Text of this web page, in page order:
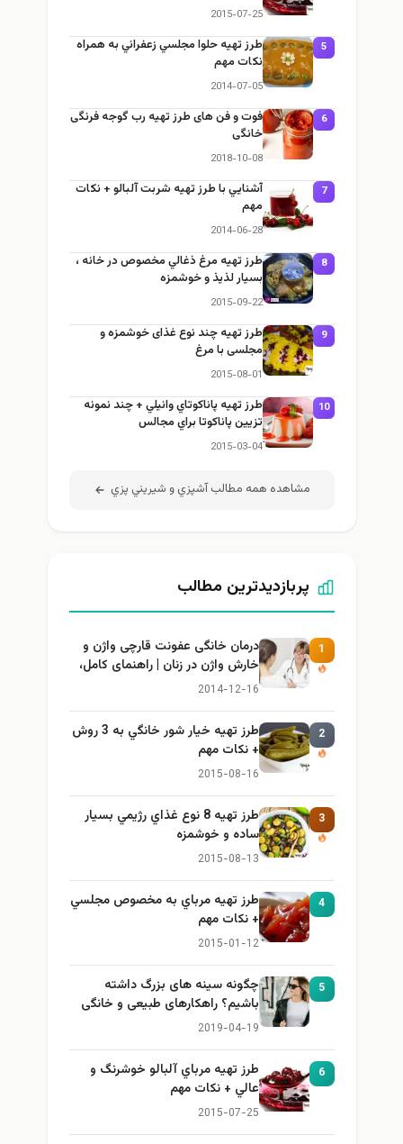
2015-07-25
5
طرز تهيه حلوا مجلسي زعفراني به همراه
نكات مهم
2014-07-05
6
فوت و فن های طرز تهیه رب گوجه فرنگی
خانگی
2018-10-08
7
آشنايي با طرز تهيه شربت آلبالو + نكات
مهم
2014-06-28
8
طرز تهيه مرغ ذغالي مخصوص در خانه ،
بسيار لذيذ و خوشمزه
2015-09-22
9
طرز تهيه چند نوع غذای خوشمزه و
مجلسی با مرغ
2015-08-01
10
طرز تهيه پاناكوتاي وانيلي + چند نمونه
تزيين پاناكوتا براي مجالس
2015-03-04
مشاهده همه مطالب آشپزي و شيريني پزي
پربازدیدترین مطالب
1
درمان خانگی عفونت قارچی واژن و
خارش واژن در زنان | راهنمای کامل،
ایمن و کاربردی
2014-12-16
2
طرز تهيه خیار شور خانگي به 3 روش
+ نكات مهم
2015-08-16
3
طرز تهيه 8 نوع غذاي رژيمي بسيار
ساده و خوشمزه
2015-08-13
4
طرز تهيه مرباي به مخصوص مجلسي
+ نكات مهم
2015-01-12
5
چگونه سینه های بزرگ داشته
باشیم؟ راهکارهای طبیعی و خانگی
برای بزرگ کردن سینه
2019-04-19
6
طرز تهيه مرباي آلبالو خوشرنگ و
عالي + نكات مهم
2015-07-25